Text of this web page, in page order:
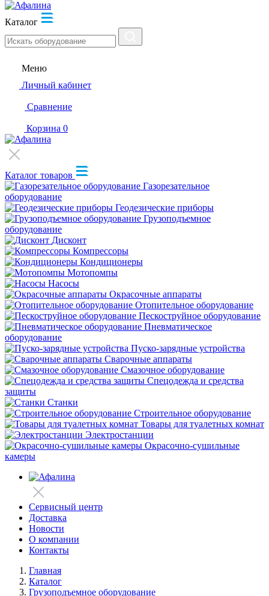
Каталог
Меню
Личный кабинет
Сравнение
Корзина 0
Каталог товаров
Газорезательное
оборудование
Геодезические приборы
Грузоподъемное
оборудование
Дисконт
Компрессоры
Кондиционеры
Мотопомпы
Насосы
Окрасочные аппараты
Отопительное оборудование
Пескоструйное оборудование
Пневматическое
оборудование
Пуско-зарядные устройства
Сварочные аппараты
Смазочное оборудование
Спецодежда и средства
защиты
Станки
Строительное оборудование
Товары для туалетных комнат
Электростанции
Окрасочно-сушильные
камеры
Сервисный центр
Доставка
Новости
О компании
Контакты
Главная
Каталог
Грузоподъемное оборудование